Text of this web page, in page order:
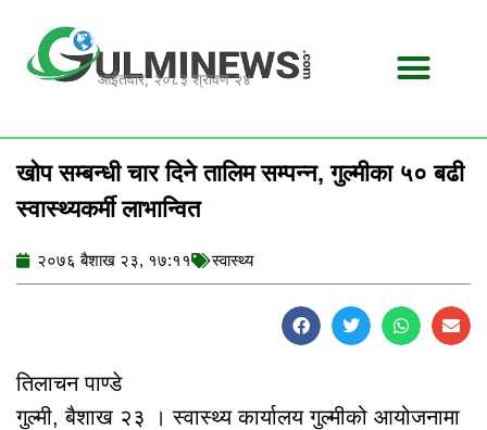
content
आईतवार, २०८३ श्रावण २४
खोप सम्बन्धी चार दिने तालिम सम्पन्न, गुल्मीका ५० बढी
स्वास्थ्यकर्मी लाभान्वित
२०७६ बैशाख २३, १७:११ स्वास्थ्य
तिलाचन पाण्डे
गुल्मी, बैशाख २३ । स्वास्थ्य कार्यालय गुल्मीको आयोजनामा